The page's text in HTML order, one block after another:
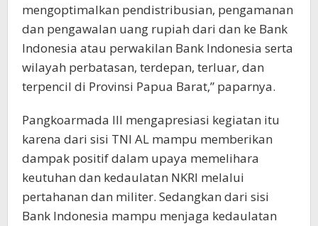
mengoptimalkan pendistribusian, pengamanan
dan pengawalan uang rupiah dari dan ke Bank
Indonesia atau perwakilan Bank Indonesia serta
wilayah perbatasan, terdepan, terluar, dan
terpencil di Provinsi Papua Barat,” paparnya.
Pangkoarmada III mengapresiasi kegiatan itu
karena dari sisi TNI AL mampu memberikan
dampak positif dalam upaya memelihara
keutuhan dan kedaulatan NKRI melalui
pertahanan dan militer. Sedangkan dari sisi
Bank Indonesia mampu menjaga kedaulatan